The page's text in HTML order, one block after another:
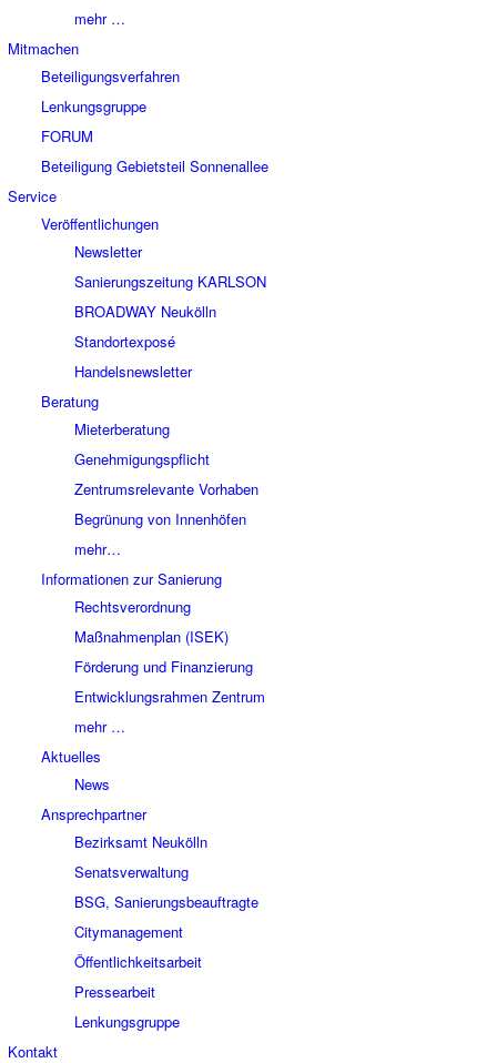
mehr …
Mitmachen
Beteiligungsverfahren
Lenkungsgruppe
FORUM
Beteiligung Gebietsteil Sonnenallee
Service
Veröffentlichungen
Newsletter
Sanierungszeitung KARLSON
BROADWAY Neukölln
Standortexposé
Handelsnewsletter
Beratung
Mieterberatung
Genehmigungspflicht
Zentrumsrelevante Vorhaben
Begrünung von Innenhöfen
mehr…
Informationen zur Sanierung
Rechtsverordnung
Maßnahmenplan (ISEK)
Förderung und Finanzierung
Entwicklungsrahmen Zentrum
mehr …
Aktuelles
News
Ansprechpartner
Bezirksamt Neukölln
Senatsverwaltung
BSG, Sanierungsbeauftragte
Citymanagement
Öffentlichkeitsarbeit
Pressearbeit
Lenkungsgruppe
Kontakt